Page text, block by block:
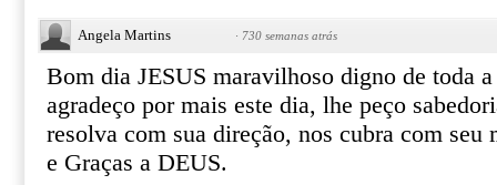
Angela Martins · 730 semanas atrás
Bom dia JESUS maravilhoso digno de toda
agradeço por mais este dia, lhe peço
resolva com sua direção, nos cubra com seu
e Graças a DEUS.